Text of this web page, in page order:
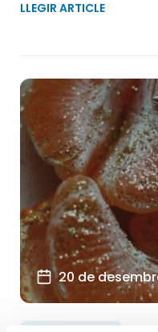
LLEGIR ARTICLE
20 de